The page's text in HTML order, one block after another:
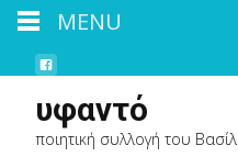
υφαντό
ποιητική συλλογή του
MENU